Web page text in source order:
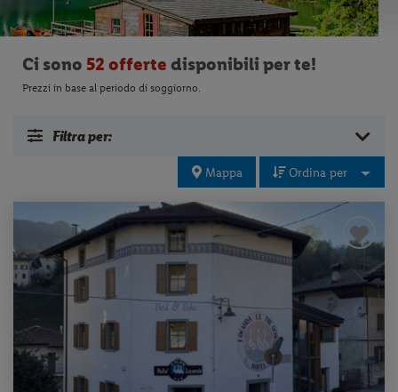
Ci sono 52 offerte disponibili per te!
Prezzi in base al periodo di soggiorno.
Filtra per:
Mappa Ordina per